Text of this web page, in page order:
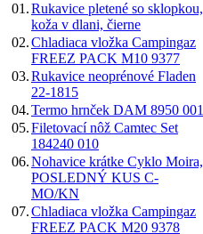
01.Rukavice pletené so sklopkou,
koža v dlani, čierne
02.Chladiaca vložka Campingaz
FREEZ PACK M10 9377
03.Rukavice neoprénové Fladen
22-1815
04.Termo hrnček DAM 8950 001
05.Filetovací nôž Camtec Set
184240 010
06.Nohavice krátke Cyklo Moira,
POSLEDNÝ KUS C-
MO/KN
07.Chladiaca vložka Campingaz
FREEZ PACK M20 9378